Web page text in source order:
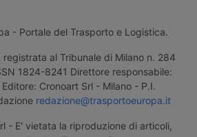
- Portale del Trasporto e Logistica.
al Tribunale di Milano n. 284
1824-8241 Direttore responsabile:
Cronoart Srl - Milano - P.I.
redazione@trasportoeuropa.it
- E' vietata la riproduzione di articoli,